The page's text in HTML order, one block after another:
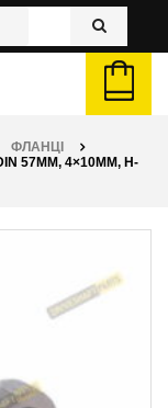
ФЛАНЦІ
57ММ, 4×10ММ, H-